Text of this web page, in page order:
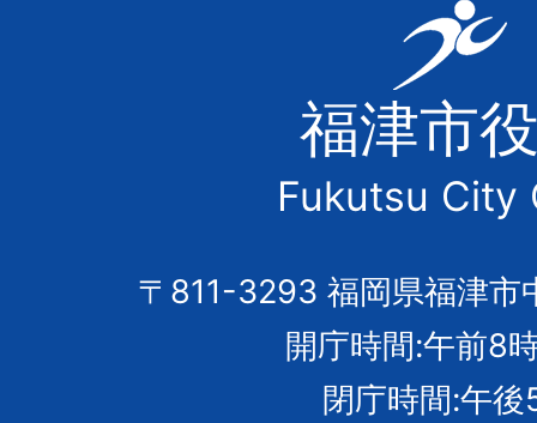
福
津
市
の
市
章
福津市
Fukutsu City
〒811-3293 福岡県福津市
開庁時間:午前8
閉庁時間:午後